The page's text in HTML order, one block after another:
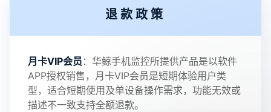
退款政策
月卡VIP会员 ：华鲸手机监控所提供产品是以软件
APP授权销售，月卡VIP会员是短期体验用户类
型，适合短期使用及单设备操作需求，功能无效或
描述不一致支持全额退款。